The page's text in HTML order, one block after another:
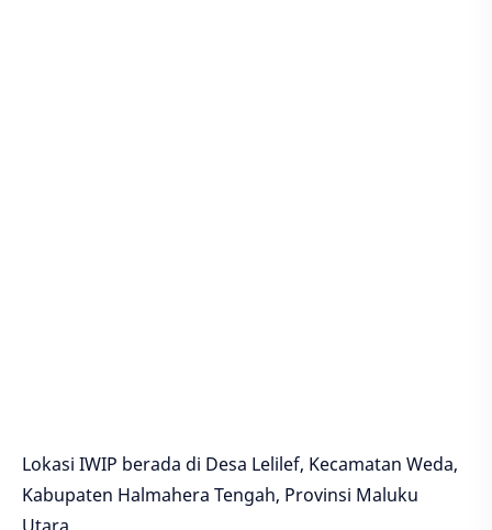
Lokasi IWIP berada di Desa Lelilef, Kecamatan Weda,
Kabupaten Halmahera Tengah, Provinsi Maluku